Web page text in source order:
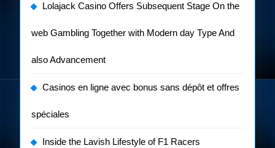
Lolajack Casino Offers Subsequent Stage On the
web Gambling Together with Modern day Type And
also Advancement
Casinos en ligne avec bonus sans dépôt et offres
spéciales
Inside the Lavish Lifestyle of F1 Racers